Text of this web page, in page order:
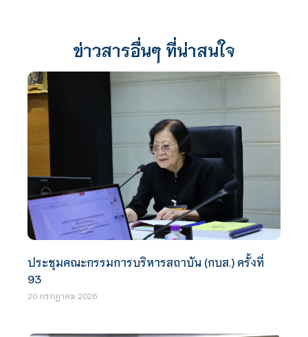
ข่าวสารอื่นๆ ที่น่าสนใจ
ประชุมคณะกรรมการบริหารสถาบัน (กบส.) ครั้งที่
93
20 กรกฎาคม 2026